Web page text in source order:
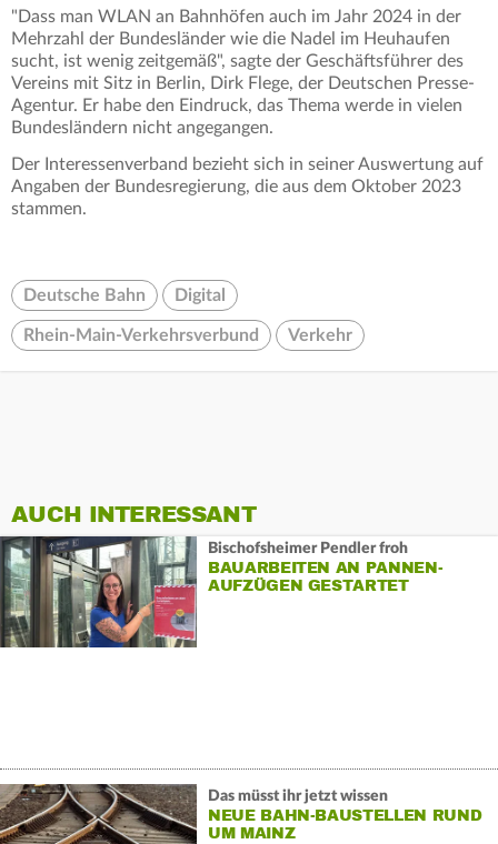
"Dass man WLAN an Bahnhöfen auch im Jahr 2024 in der
Mehrzahl der Bundesländer wie die Nadel im Heuhaufen
sucht, ist wenig zeitgemäß", sagte der Geschäftsführer des
Vereins mit Sitz in Berlin, Dirk Flege, der Deutschen Presse-
Agentur. Er habe den Eindruck, das Thema werde in vielen
Bundesländern nicht angegangen.
Der Interessenverband bezieht sich in seiner Auswertung auf
Angaben der Bundesregierung, die aus dem Oktober 2023
stammen.
Deutsche Bahn Digital
Rhein-Main-Verkehrsverbund Verkehr
AUCH INTERESSANT
Bischofsheimer Pendler froh
BAUARBEITEN AN PANNEN-
AUFZÜGEN GESTARTET
Das müsst ihr jetzt wissen
NEUE BAHN-BAUSTELLEN RUND
UM MAINZ